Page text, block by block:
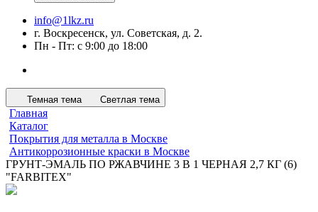
info@1lkz.ru
г. Воскресенск, ул. Советская, д. 2.
Пн - Пт: с 9:00 до 18:00
Темная тема Светлая тема
Главная
Каталог
Покрытия для металла в Москве
Антикоррозионные краски в Москве
ГРУНТ-ЭМАЛЬ ПО РЖАВЧИНЕ 3 В 1 ЧЕРНАЯ 2,7 КГ (6)
"FARBITEX"